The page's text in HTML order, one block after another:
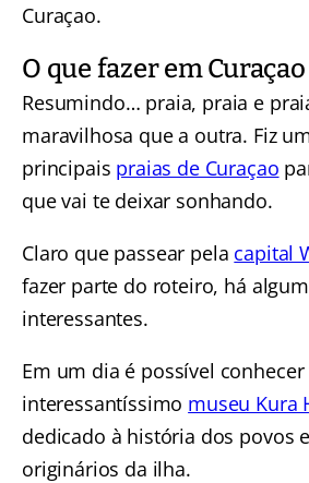
Curaçao.
O que fazer em Curaçao
Resumindo… praia, praia e
maravilhosa que a outra. Fiz
principais praias de Curaçao
que vai te deixar sonhando.
Claro que passear pela capital
fazer parte do roteiro, há
interessantes.
Em um dia é possível
interessantíssimo museu Kura
dedicado à história dos povos
originários da ilha.